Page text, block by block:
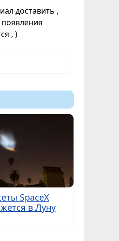
доставить ,
, )
SpaceX
в Луну